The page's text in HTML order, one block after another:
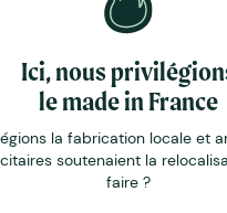
Ici, nous
le made in France
la fabrication locale et
soutenaient la
faire ?